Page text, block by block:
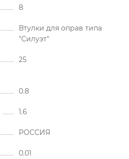
8
Втулки для оправ типа
"Силуэт"
25
0.8
1.6
РОССИЯ
0.01